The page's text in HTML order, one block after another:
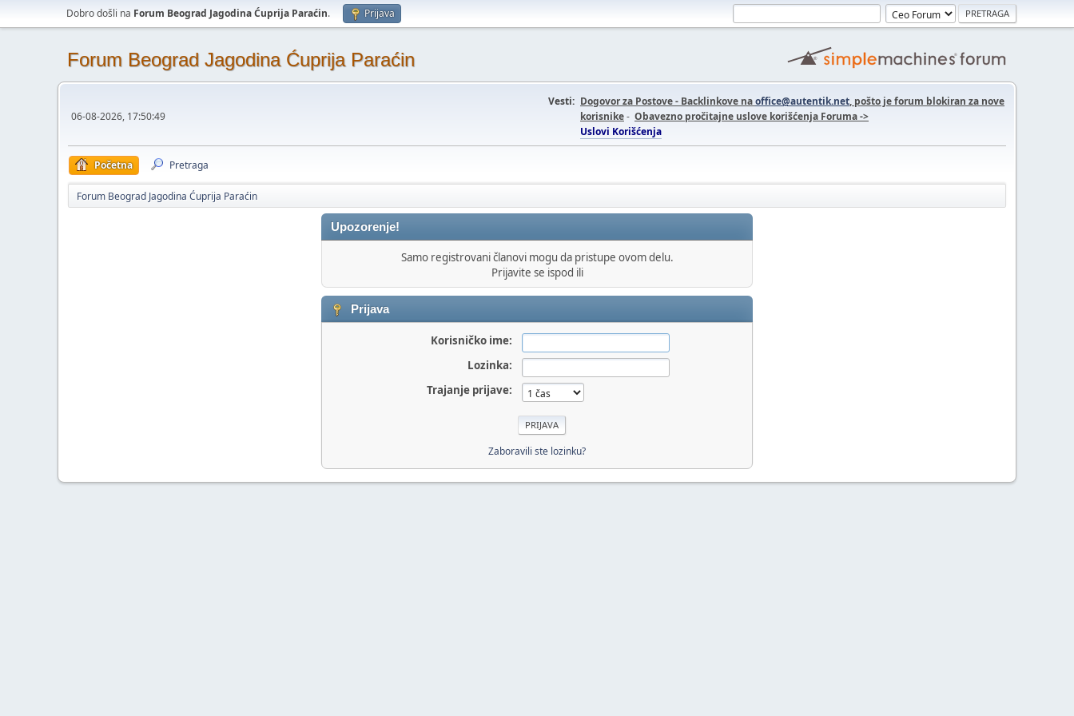
Dobro došli na Forum Beograd Jagodina Ćuprija Paraćin. Prijava
Forum Beograd Jagodina Ćuprija Paraćin
06-08-2026, 17:50:49
Vesti: Dogovor za Postove - Backlinkove naoffice@autentik.net, pošto je forum blokiran za nove
korisnike- Obavezno pročitajne uslove korišćenja Foruma ->
Uslovi Korišćenja
Početna Pretraga
Forum Beograd Jagodina Ćuprija Paraćin
Upozorenje!
Samo registrovani članovi mogu da pristupe ovom delu.
Prijavite se ispod ili
Prijava
Korisničko ime:
Lozinka:
Trajanje prijave:
Zaboravili ste lozinku?